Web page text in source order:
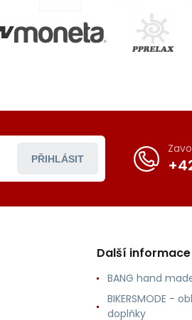
PŘIHLÁSIT
Další informace
BANG hand
BIKERSMODE -
doplňky